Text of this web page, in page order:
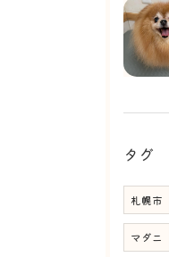
タグ
札幌市
マダニ